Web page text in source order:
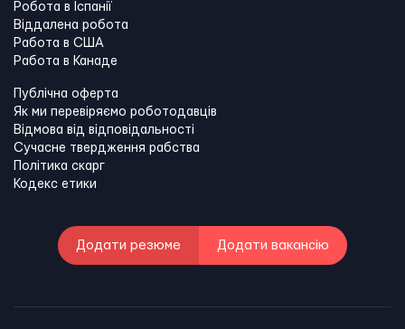
Робота в Іспанії
Віддалена робота
Работа в США
Работа в Канадe
Публічна оферта
Як ми перевіряємо роботодавців
Відмова від відповідальності
Сучасне твердження рабства
Політика скарг
Кодекс етики
Додати резюме Додати вакансію